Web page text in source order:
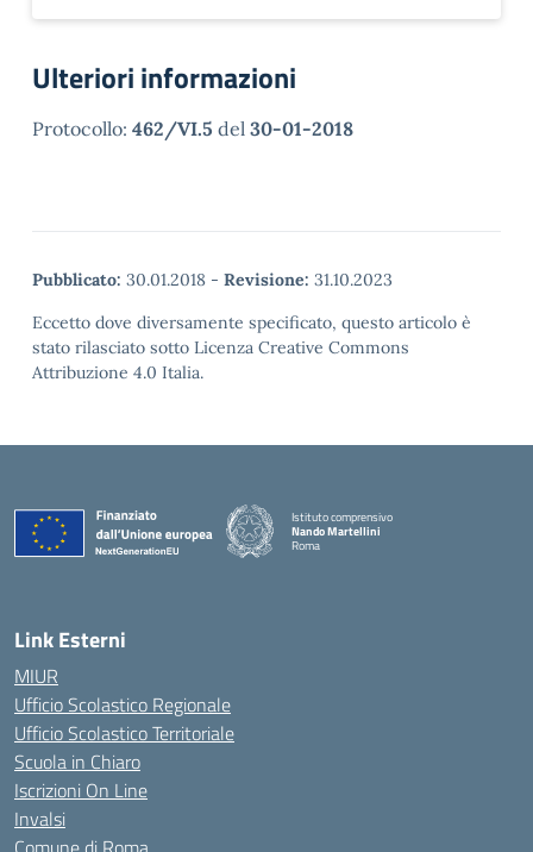
Ulteriori informazioni
Protocollo: 462/VI.5 del 30-01-2018
Pubblicato: 30.01.2018 - Revisione: 31.10.2023
Eccetto dove diversamente specificato, questo articolo è
stato rilasciato sotto Licenza Creative Commons
Attribuzione 4.0 Italia.
Istituto comprensivo
Nando Martellini
Roma
Link Esterni
MIUR
Ufficio Scolastico Regionale
Ufficio Scolastico Territoriale
Scuola in Chiaro
Iscrizioni On Line
Invalsi